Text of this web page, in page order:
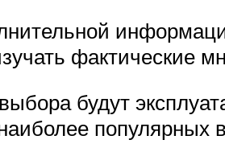
фактические
будут
популярных